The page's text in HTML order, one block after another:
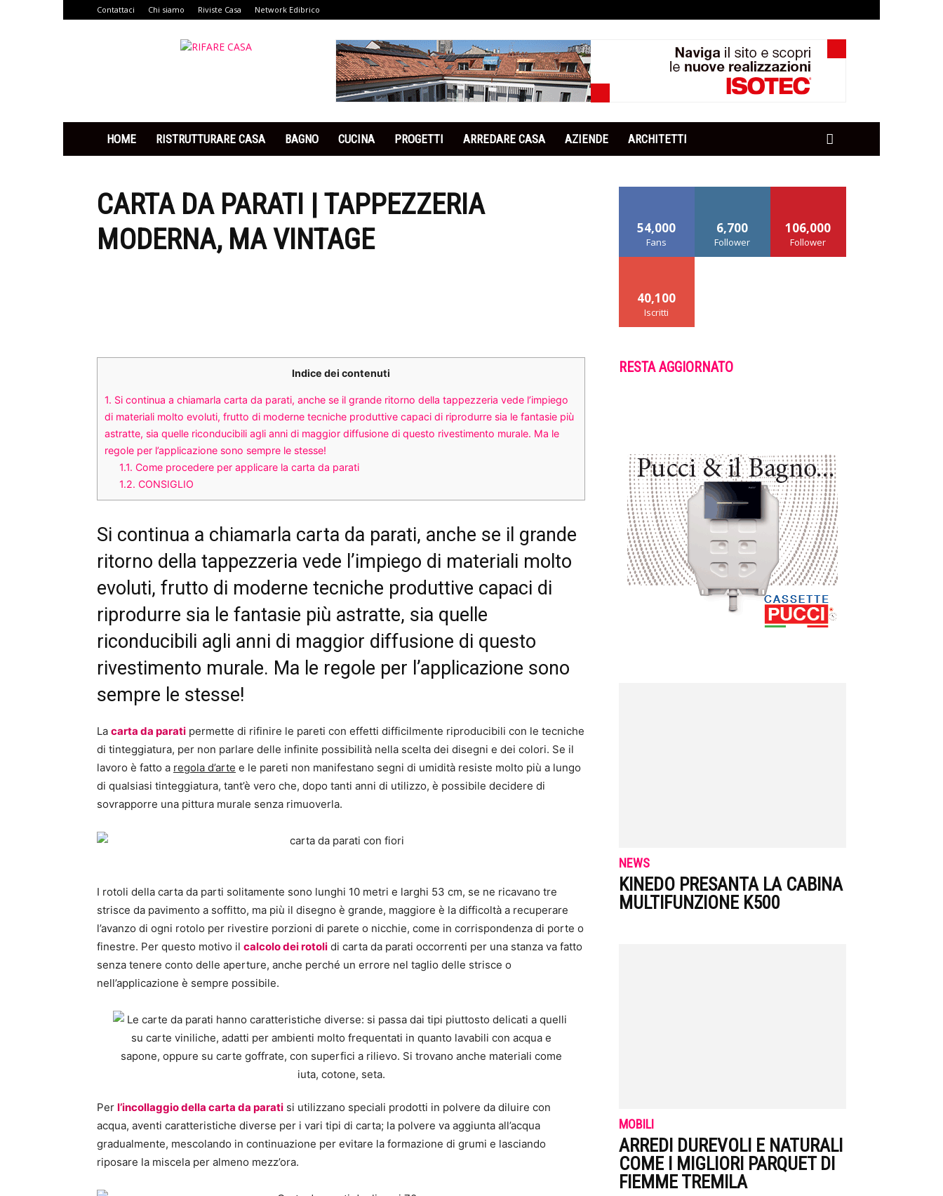
Contattaci Chi siamo Riviste Casa Network Edibrico
HOME RISTRUTTURARE CASA BAGNO CUCINA PROGETTI ARREDARE CASA AZIENDE ARCHITETTI
CARTA DA PARATI | TAPPEZZERIA
MODERNA, MA VINTAGE
Indice dei contenuti
1. Si continua a chiamarla carta da parati, anche se il grande ritorno della tappezzeria vede l’impiego
di materiali molto evoluti, frutto di moderne tecniche produttive capaci di riprodurre sia le fantasie più
astratte, sia quelle riconducibili agli anni di maggior diffusione di questo rivestimento murale. Ma le
regole per l’applicazione sono sempre le stesse!
1.1. Come procedere per applicare la carta da parati
1.2. CONSIGLIO
Si continua a chiamarla carta da parati, anche se il grande
ritorno della tappezzeria vede l’impiego di materiali molto
evoluti, frutto di moderne tecniche produttive capaci di
riprodurre sia le fantasie più astratte, sia quelle
riconducibili agli anni di maggior diffusione di questo
rivestimento murale. Ma le regole per l’applicazione sono
sempre le stesse!
La carta da parati permette di rifinire le pareti con effetti difficilmente riproducibili con le tecniche
di tinteggiatura, per non parlare delle infinite possibilità nella scelta dei disegni e dei colori. Se il
lavoro è fatto a regola d’arte e le pareti non manifestano segni di umidità resiste molto più a lungo
di qualsiasi tinteggiatura, tant’è vero che, dopo tanti anni di utilizzo, è possibile decidere di
sovrapporre una pittura murale senza rimuoverla.
I rotoli della carta da parti solitamente sono lunghi 10 metri e larghi 53 cm, se ne ricavano tre
strisce da pavimento a soffitto, ma più il disegno è grande, maggiore è la difficoltà a recuperare
l’avanzo di ogni rotolo per rivestire porzioni di parete o nicchie, come in corrispondenza di porte o
finestre. Per questo motivo il calcolo dei rotoli di carta da parati occorrenti per una stanza va fatto
senza tenere conto delle aperture, anche perché un errore nel taglio delle strisce o
nell’applicazione è sempre possibile.
Per l’incollaggio della carta da parati si utilizzano speciali prodotti in polvere da diluire con
acqua, aventi caratteristiche diverse per i vari tipi di carta; la polvere va aggiunta all’acqua
gradualmente, mescolando in continuazione per evitare la formazione di grumi e lasciando
riposare la miscela per almeno mezz’ora.
54,000
Fans
6,700
Follower
106,000
Follower
40,100
Iscritti
RESTA AGGIORNATO
NEWS
KINEDO PRESANTA LA CABINA
MULTIFUNZIONE K500
MOBILI
ARREDI DUREVOLI E NATURALI
COME I MIGLIORI PARQUET DI
FIEMME TREMILA